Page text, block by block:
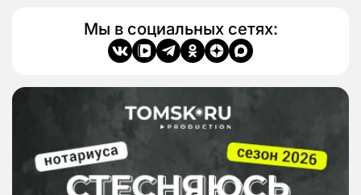
Мы в социальных сетях: